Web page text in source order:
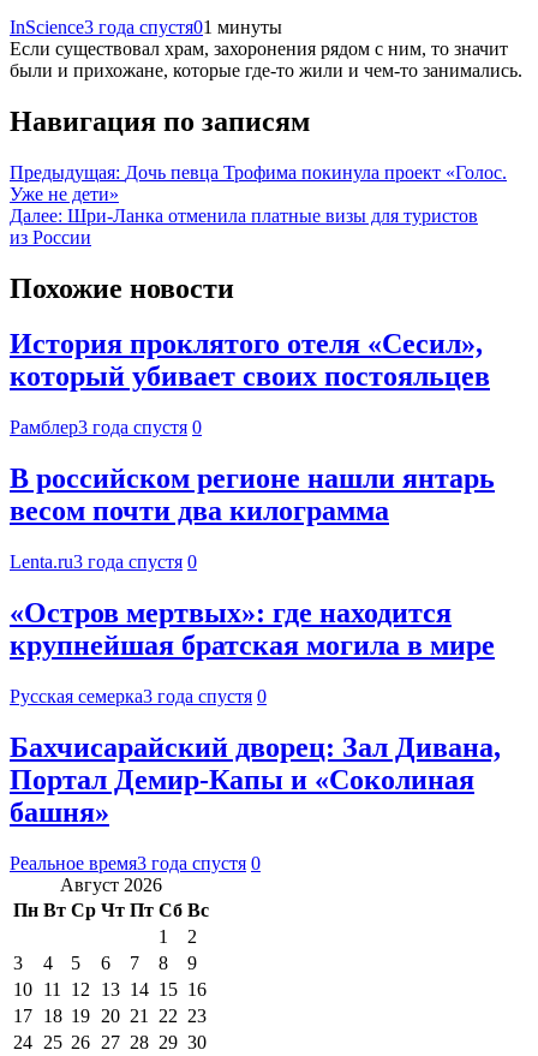
InScience3 года спустя01 минуты
Если существовал храм, захоронения рядом с ним, то значит
были и прихожане, которые где-то жили и чем-то занимались.
Навигация по записям
Предыдущая: Дочь певца Трофима покинула проект «Голос.
Уже не дети»
Далее: Шри-Ланка отменила платные визы для туристов
из России
Похожие новости
История проклятого отеля «Сесил»,
который убивает своих постояльцев
Рамблер3 года спустя 0
В российском регионе нашли янтарь
весом почти два килограмма
Lenta.ru3 года спустя 0
«Остров мертвых»: где находится
крупнейшая братская могила в мире
Русская семерка3 года спустя 0
Бахчисарайский дворец: Зал Дивана,
Портал Демир-Капы и «Соколиная
башня»
Реальное время3 года спустя 0
Август 2026
Пн Вт Ср Чт Пт Сб Вс
1
2
3
4 5 6 7 8
9
10 11 12 13 14 15 16
17 18 19 20 21 22 23
24 25 26 27 28 29 30